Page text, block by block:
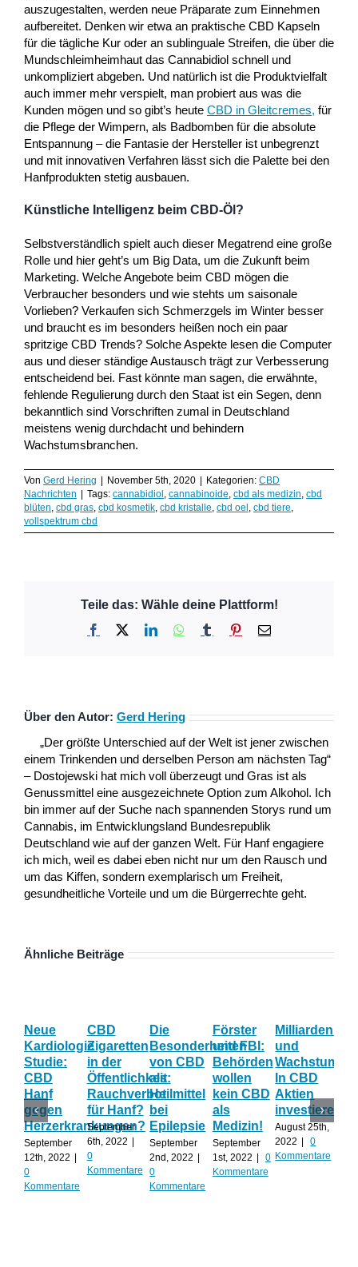
auszugestalten, werden neue Präparate zum Einnehmen
aufbereitet. Denken wir etwa an praktische CBD Kapseln
für die tägliche Kur oder an sublinguale Streifen, die über die
Mundschleimheimhaut das Cannabidiol schnell und
unkompliziert abgeben. Und natürlich ist die Produktvielfalt
auch immer mehr verspielt, man probiert aus was die
Kunden mögen und so gibt’s heute CBD in Gleitcremes, für
die Pflege der Wimpern, als Badbomben für die absolute
Entspannung – die Fantasie der Hersteller ist unbegrenzt
und mit innovativen Verfahren lässt sich die Palette bei den
Hanfprodukten stetig ausbauen.
Künstliche Intelligenz beim CBD-Öl?
Selbstverständlich spielt auch dieser Megatrend eine große
Rolle und hier geht’s um Big Data, um die Zukunft beim
Marketing. Welche Angebote beim CBD mögen die
Verbraucher besonders und wie stehts um saisonale
Vorlieben? Verkaufen sich Schmerzgels im Winter besser
und braucht es im besonders heißen noch ein paar
spritzige CBD Trends? Solche Aspekte lesen die Computer
aus und dieser ständige Austausch trägt zur Verbesserung
entscheidend bei. Fast könnte man sagen, die erwähnte,
fehlende Regulierung durch den Staat ist ein Segen, denn
bekanntlich sind Vorschriften zumal in Deutschland
meistens wenig durchdacht und behindern
Wachstumsbranchen.
Von Gerd Hering November 5th, 2020 Kategorien: CBD
Nachrichten
Tags: cannabidiol , cannabinoide, cbd als medizin, cbd
blüten, cbd gras, cbd kosmetik, cbd kristalle, cbd oel , cbd tiere,
vollspektrum cbd
Teile das: Wähle deine Plattform!
Facebook LinkedInWhatsApp
Tumblr Pinterest
E-
Über den Autor: Gerd Hering
„Der größte Unterschied auf der Welt ist jener zwischen
einem Trinkenden und derselben Person am nächsten Tag“
– Dostojewski hat mich voll überzeugt und Gras ist als
Genussmittel eine ausgezeichnete Option zum Alkohol. Ich
bin immer auf der Suche nach spannenden Storys rund um
Cannabis, im Entwicklungsland Bundesrepublik
Deutschland wie auf der ganzen Welt. Für Hanf engagiere
ich mich, weil es dabei eben nicht nur um den Rausch und
um das Kiffen, sondern exemplarisch um Freiheit,
gesundheitliche Vorteile und um die Bürgerrechte geht.
Ähnliche Beiträge
Neue
Kardiologie
Studie:
CBD
Hanf
gegen
Herzerkrankungen?
September
12th, 2022 |
0
Kommentare
CBD
Zigaretten
in der
Öffentlichkeit:
Rauchverbot
für Hanf?
September
6th, 2022 |
0
Kommentare
Die
Besonderheiten
von CBD
als
Heilmittel
bei
Epilepsie
September
2nd, 2022 |
0
Kommentare
Förster
und FBI:
Behörden
wollen
kein CBD
als
Medizin!
September
1st, 2022 |
0
Kommentare
und
Wachstum:
In CBD
Aktien
investieren?
August 25th,
2022 |
0
Kommentare